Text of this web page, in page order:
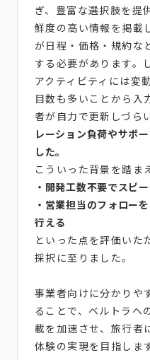
ぎ、豊富な選択肢を提
鮮度の高い情報を掲載
が日程・価格・規約な
する必要があります。
アクティビティには変
目数も多いことから入
者が自力で更新しづら
レーション負荷やサポ
した。
こういった背景を踏ま
・開発工数不要でスピ
・営業担当のフォロー
行える
といった点を評価い
採択に至りました。
事業者向けに分かりや
ることで、ベルトラへ
載を加速させ、旅行者
体験の実現を目指します